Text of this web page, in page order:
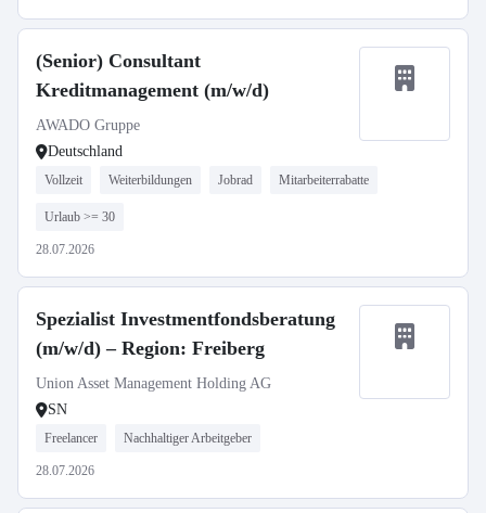
(Senior) Consultant
Kreditmanagement (m/w/d)
AWADO Gruppe
Deutschland
Vollzeit Weiterbildungen Jobrad Mitarbeiterrabatte
Urlaub >= 30
28.07.2026
Spezialist Investmentfondsberatung
(m/w/d) – Region: Freiberg
Union Asset Management Holding AG
SN
Freelancer Nachhaltiger Arbeitgeber
28.07.2026